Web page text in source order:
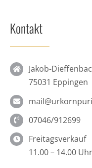
Kontakt
Jakob-
75031 Eppingen
07046/912699
Freitagsverkauf
11.00 – 14.00 Uhr